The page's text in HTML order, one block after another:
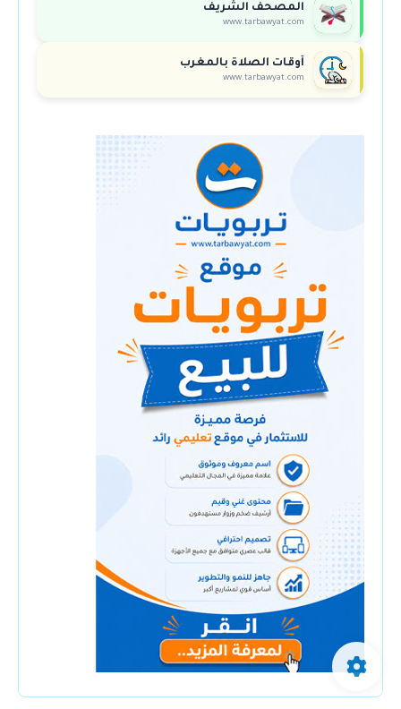
المصحف الشريف
www.tarbawyat.com
أوقات الصلاة بالمغرب
www.tarbawyat.com